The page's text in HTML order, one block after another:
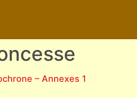
– Annexes 1